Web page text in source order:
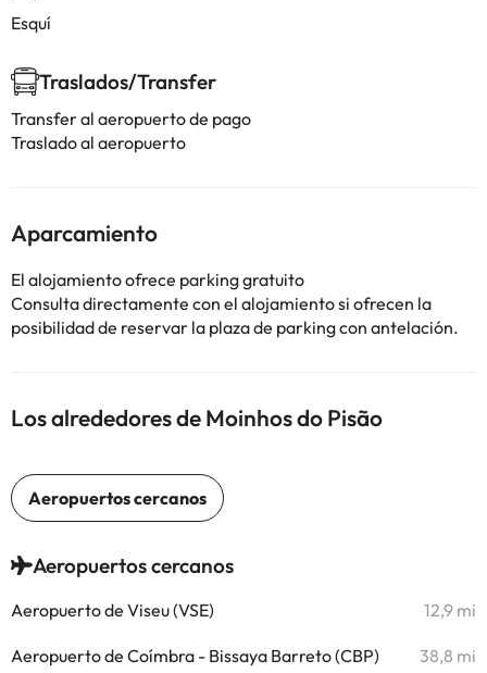
Esquí
Traslados/Transfer
Transfer al aeropuerto de pago
Traslado al aeropuerto
Aparcamiento
El alojamiento ofrece parking gratuito
Consulta directamente con el alojamiento si ofrecen la
posibilidad de reservar la plaza de parking con antelación.
Los alrededores de Moinhos do Pisão
Aeropuertos cercanos
Aeropuerto de Viseu (VSE) 12,9 mi
Aeropuerto de Coímbra - Bissaya Barreto (CBP) 38,8 mi